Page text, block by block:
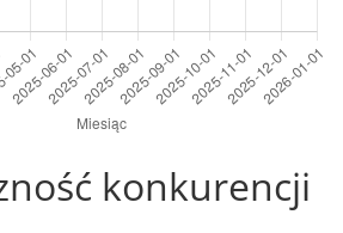
konkurencji